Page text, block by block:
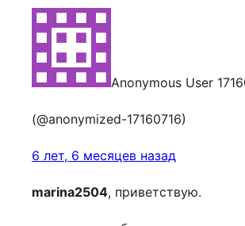
Anonymous User
(@anonymized-17160716)
6 лет, 6 месяцев назад
marina2504, приветствую.